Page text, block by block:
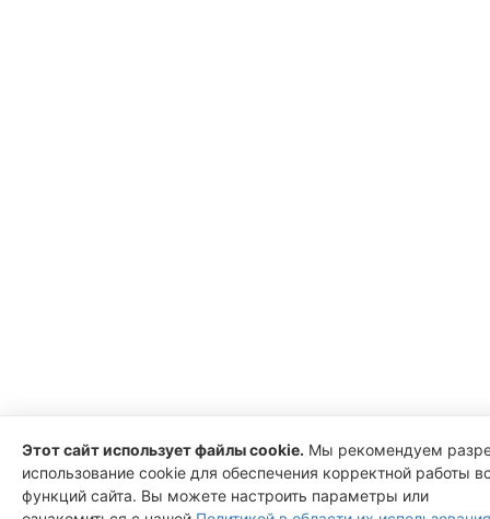
Этот сайт использует файлы cookie. Мы рекомендуем
использование cookie для обеспечения корректной работы
функций сайта. Вы можете настроить параметры или